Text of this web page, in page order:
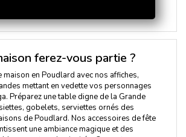
ferez-vous partie ?
en Poudlard avec nos affiches,
mettant en vedette vos personnages
Préparez une table digne de la Grande
gobelets, serviettes ornés des
de Poudlard. Nos accessoires de fête
une ambiance magique et des